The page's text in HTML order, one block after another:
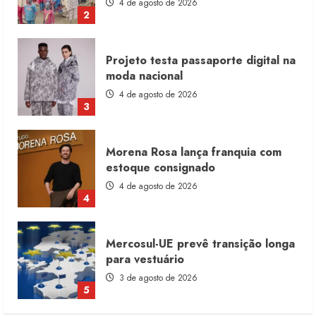
3
4 de agosto de 2026
4
Morena Rosa lança franquia com
estoque consignado
4 de agosto de 2026
5
Mercosul-UE prevê transição longa
para vestuário
3 de agosto de 2026
1
Renata Caixeta assume Movimento
Sou de Algodão
5 de agosto de 2026